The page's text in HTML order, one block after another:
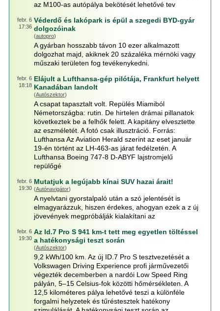
az M100-as autópálya bekötését lehetővé tev
febr. 6
17:36
Véderdő és lakópark is épül a szegedi BYD-gyár
dolgozóinak
(autopro)
A gyárban hosszabb távon 10 ezer alkalmazott
dolgozhat majd, akiknek 20 százaléka mérnöki vagy
műszaki területen fog tevékenykedni.
febr. 6
18:18
Elájult a Lufthansa-gép pilótája, Frankfurt helyett
Kanadában landolt
(Autószektor)
A csapat tapasztalt volt. Repülés Miamiból
Németországba: rutin. De hirtelen drámai pillanatok
következtek be a felhők felett. A kapitány elvesztette
az eszméletét. A fotó csak illusztráció. Forrás:
Lufthansa Az Aviation Herald szerint az eset január
19-én történt az LH-463-as járat fedélzetén. A
Lufthansa Boeing 747-8 D-ABYF lajstromjelű
repülőgé
febr. 6
19:30
Mutatjuk a legújabb kínai SUV hazai árait!
(Autónavigátor)
A nyelvtani gyorstalpaló után a szó jelentését is
elmagyarázzuk, hiszen érdekes, ahogyan ezek a z új
jövevények megpróbálják kialakítani az
febr. 6
19:30
Az Id.7 Pro S 941 km-t tett meg egyetlen töltéssel
a hatékonysági teszt során
(Autószektor)
9,2 kWh/100 km. Az új ID.7 Pro S tesztvezetését a
Volkswagen Driving Experience profi járművezetői
végezték decemberben a nardói Low Speed Ring
pályán, 5–15 Celsius-fok közötti hőmérsékleten. A
12,5 kilométeres pálya lehetővé teszi a különféle
forgalmi helyzetek és tűréstesztek hatékony